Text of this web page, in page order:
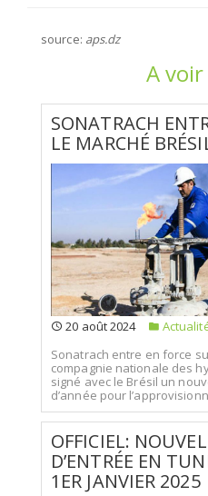
source: aps.dz
A
SONATRACH
LE MARCHÉ
20 août 2024
Sonatrach entre en force
compagnie nationale des
signé avec le Brésil un
d’année pour
OFFICIEL:
D’ENTRÉE EN
1ER JANVIER 2025